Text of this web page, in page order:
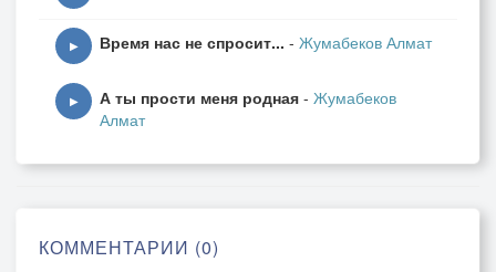
▶ Время нас не спросит... - Жумабеков Алмат
▶ А ты прости меня родная - Жумабеков
Алмат
КОММЕНТАРИИ (0)